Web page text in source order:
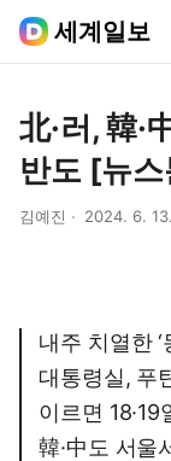
세계일보
北·러, 韓·
반도 [뉴
김예진 2024. 6.
내주 치열한 ‘
대통령실, 푸
이르면
韓·中도 서울